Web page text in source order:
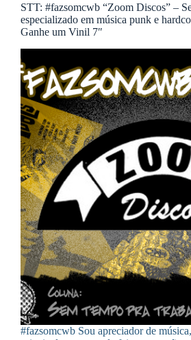
STT: #fazsomcwb “Zoom Discos” –
especializado em música punk e
Ganhe um Vinil 7″
#fazsomcwb Sou apreciador de música,